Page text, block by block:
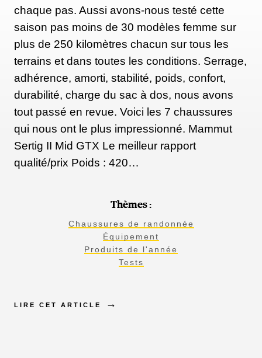
chaque pas. Aussi avons-nous testé cette
saison pas moins de 30 modèles femme sur
plus de 250 kilomètres chacun sur tous les
terrains et dans toutes les conditions. Serrage,
adhérence, amorti, stabilité, poids, confort,
durabilité, charge du sac à dos, nous avons
tout passé en revue. Voici les 7 chaussures
qui nous ont le plus impressionné. Mammut
Sertig II Mid GTX Le meilleur rapport
qualité/prix Poids : 420…
Thèmes :
Chaussures de randonnée
Équipement
Produits de l'année
Tests
LIRE CET ARTICLE